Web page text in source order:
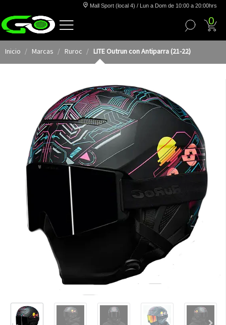
Mall Sport (local 4) / Lun a Dom de 10:00 a 20:00hrs
0
Inicio Marcas Ruroc LITE Outrun con Antiparra (21-22)